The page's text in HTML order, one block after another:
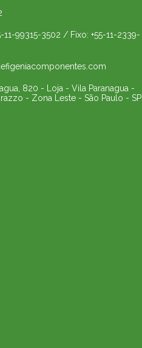
11-99315-3502 / Fixo: +55-11-2339-
820 - Loja - Vila Paranagua -
- Zona Leste - São Paulo - SP